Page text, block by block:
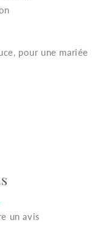
pour une mariée
un avis